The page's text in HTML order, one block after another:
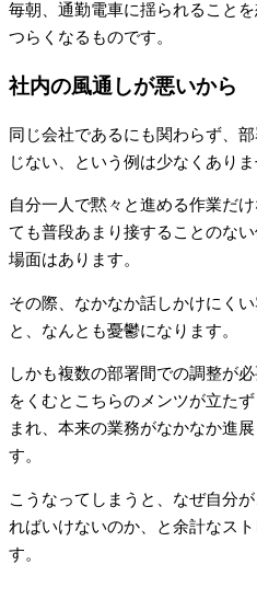
毎朝、通勤電車に揺られること
つらくなるものです。
社内の風通しが悪いから
同じ会社であるにも関わらず、
じない、という例は少なくありま
自分一人で黙々と進める作業だ
ても普段あまり接することのな
場面はあります。
その際、なかなか話しかけにく
と、なんとも憂鬱になります。
しかも複数の部署間での調整が
をくむとこちらのメンツが立た
まれ、本来の業務がなかなか進
す。
こうなってしまうと、なぜ自分
ればいけないのか、と余計なス
す。